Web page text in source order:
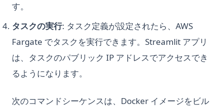
す。
タスクの実行: タスク定義が設定されたら、AWS
Fargate でタスクを実行できます。Streamlit アプリ
は、タスクのパブリック IP アドレスでアクセスでき
るようになります。
次のコマンドシーケンスは、Docker イメージをビル